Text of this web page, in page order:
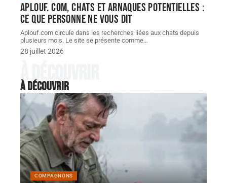
Aplouf. com, chats et arnaques potentielles :
ce que personne ne vous dit
Aplouf.com circule dans les recherches liées aux chats depuis
plusieurs mois. Le site se présente comme…
28 juillet 2026
À découvrir
À découvrir
COMPAGNONS